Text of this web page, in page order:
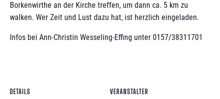
Borkenwirthe an der Kirche treffen, um dann ca. 5 km zu
walken. Wer Zeit und Lust dazu hat, ist herzlich eingeladen.
Infos bei Ann-Christin Wesseling-Effing unter 0157/38311701
DETAILS VERANSTALTER